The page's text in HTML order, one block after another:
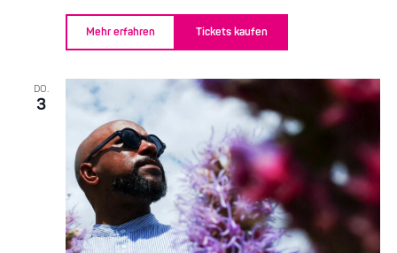
Mehr erfahren Tickets kaufen
DO.
3